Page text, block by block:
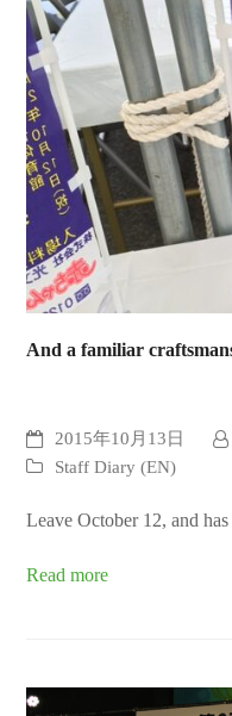
And a familiar
2015年10月13日
Staff Diary (EN)
Leave October 12, and
Read more